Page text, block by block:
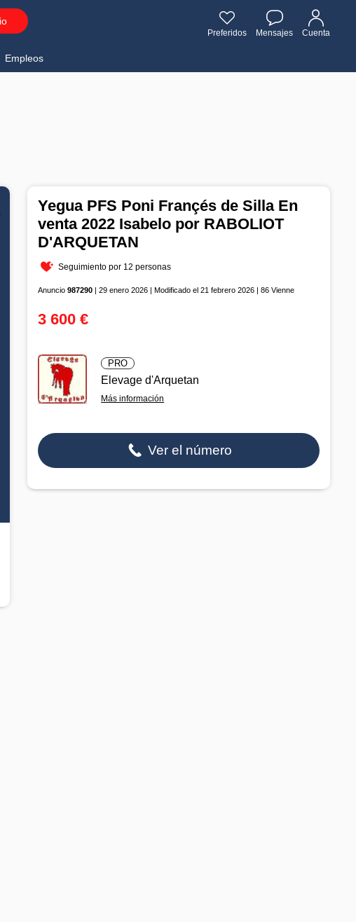
Preferidos Mensajes Cuenta
Empleos
Yegua PFS Poni Françés de Silla En
venta 2022 Isabelo por RABOLIOT
D'ARQUETAN
Seguimiento por 12 personas
Anuncio987290 | 29 enero 2026 | Modificado el 21 febrero 2026 | 86 Vienne
3 600 €
PRO
Elevage d'Arquetan
Más información
Ver el número